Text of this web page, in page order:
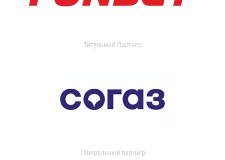
Титульный Партнер
Генеральный партнер